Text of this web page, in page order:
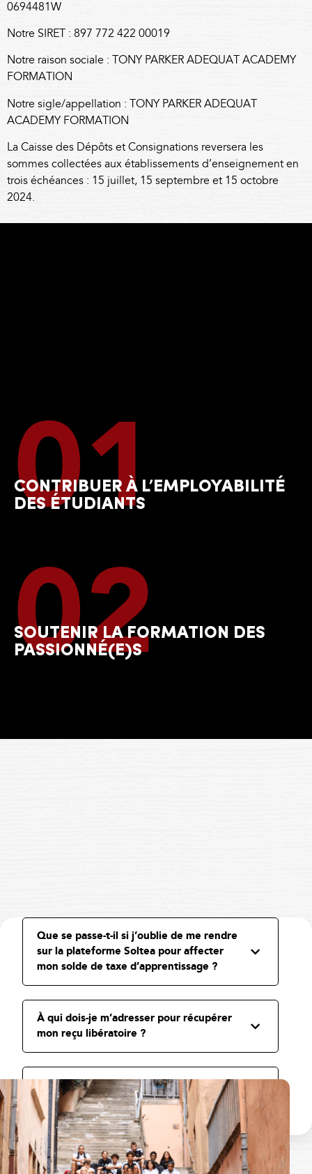
0694481W
Notre SIRET : 897 772 422 00019
Notre raison sociale : TONY PARKER ADEQUAT ACADEMY
FORMATION
Notre sigle/appellation : TONY PARKER ADEQUAT
ACADEMY FORMATION
La Caisse des Dépôts et Consignations reversera les
sommes collectées aux établissements d’enseignement en
trois échéances : 15 juillet, 15 septembre et 15 octobre
2024.
01
CONTRIBUER À L’EMPLOYABILITÉ
DES ÉTUDIANTS
02
SOUTENIR LA FORMATION DES
PASSIONNÉ(E)S
Que se passe-t-il si j’oublie de me rendre
sur la plateforme Soltea pour affecter
mon solde de taxe d’apprentissage ?
À qui dois-je m’adresser pour récupérer
mon reçu libératoire ?
Comment les établissements
d’enseignement sauront-ils que je les
soutiens ?